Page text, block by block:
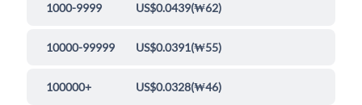
1000-9999 US$0.0439(₩62)
10000-99999 US$0.0391(₩55)
100000+ US$0.0328(₩46)